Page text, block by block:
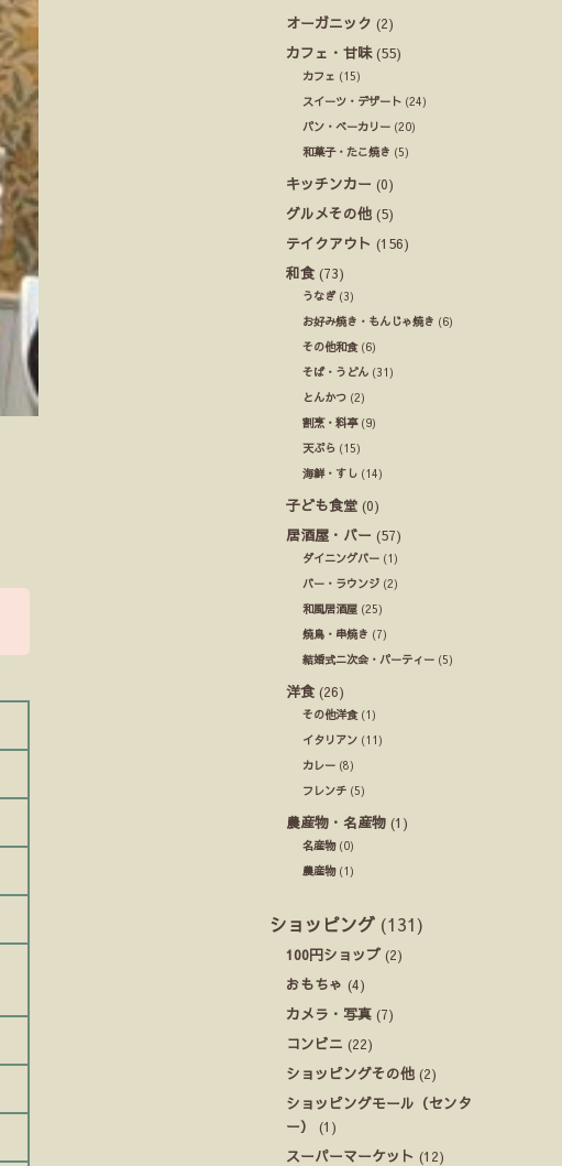
オーガニック (2)
カフェ・甘味(55)
カフェ (15)
スイーツ・デザート (24)
パン・ベーカリー (20)
和菓子・たこ焼き (5)
キッチンカー (0)
グルメその他 (5)
テイクアウト (156)
和食 (73)
うなぎ(3)
お好み焼き・もんじゃ焼き (6)
その他和食(6)
そば・うどん (31)
とんかつ (2)
割烹・料亭(9)
天ぷら (15)
海鮮・すし (14)
子ども食堂 (0)
居酒屋・バー (57)
ダイニングバー (1)
バー・ラウンジ (2)
和風居酒屋 (25)
焼鳥・串焼き (7)
結婚式ニ次会・パーティー (5)
洋食 (26)
その他洋食(1)
イタリアン (11)
カレー (8)
フレンチ (5)
農産物・名産物 (1)
名産物(0)
農産物(1)
ショッピング (131)
100円ショップ (2)
おもちゃ (4)
カメラ・写真 (7)
コンビニ (22)
ショッピングその他 (2)
ショッピングモール（センタ
ー）
(1)
スーパーマーケット (12)